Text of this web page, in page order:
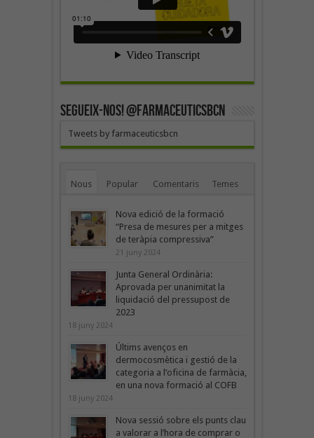
SEGUEIX-NOS! @farmaceuticsbcn
Tweets by farmaceuticsbcn
Nous Popular Comentaris Temes
Nova edició de la formació
“Presa de mesures per a mitges
de teràpia compressiva”
21 juny 2024
Junta General Ordinària:
Aprovada per unanimitat la
liquidació del pressupost de
2023
18 juny 2024
Últims avenços en
dermocosmètica i gestió de la
categoria a l’oficina de farmàcia,
en una nova formació al COFB
18 juny 2024
Nova sessió sobre els punts clau
a valorar a l’hora de comprar o